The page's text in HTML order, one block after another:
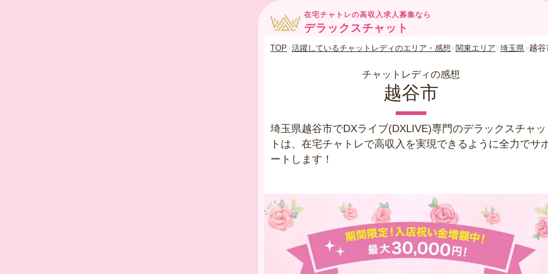
在宅チャトレの高収入求人募集なら
デラックスチャット
TOP 活躍しているチャットレディのエリア・感想 関東エリア 埼玉県 越谷
チャットレディの感想
越谷市
埼玉県越谷市でDXライブ(DXLIVE)専門のデラックスチャッ
トは、在宅チャトレで高収入を実現できるように全力でサ
ートします！